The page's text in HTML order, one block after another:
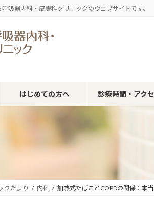
吸器内科・皮膚科クリニックのウェブサイトです。
はじめての方へ 診療時間・アク
クだより 内科 加熱式たばことCOPDの関係：本